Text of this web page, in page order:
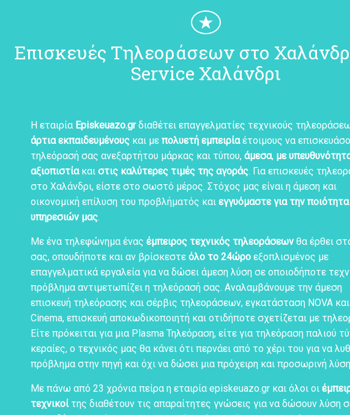
★
Επισκευές Τηλεοράσεων στο
Service Χαλάνδρι
Η εταιρία Episkeuazo.grδιαθέτει επαγγελματίες τεχνικούς
άρτια εκπαιδευμένους και με πολυετή εμπειρίαέτοιμους να
τηλεόρασή σας ανεξαρτήτου μάρκας και τύπου, άμεσα, με
αξιοπιστίακαι στις καλύτερες τιμές της αγοράς. Για επισκευές
στο Χαλάνδρι, είστε στο σωστό μέρος. Στόχος μας είναι η άμεση και
οικονομική επίλυση του προβλήματός και εγγυόμαστε για την
υπηρεσιών μας.
Με ένα τηλεφώνημα ένας έμπειρος τεχνικός τηλεοράσεων θα έρθει
σας, οπουδήποτε και αν βρίσκεστε όλο το 24ώρο εξοπλισμένος με
επαγγελματικά εργαλεία για να δώσει άμεση λύση σε οποιοδήποτε
πρόβλημα αντιμετωπίζει η τηλεόρασή σας. Αναλαμβάνουμε την άμεση
επισκευή τηλεόρασης και σέρβις τηλεοράσεων, εγκατάσταση NOVA
Cinema, επισκευή αποκωδικοποιητή και οτιδήποτε σχετίζεται με
Είτε πρόκειται για μια Plasma Τηλεόραση, είτε για τηλεόραση παλιού
κεραίες, ο τεχνικός μας θα κάνει ότι περνάει από το χέρι του για να
πρόβλημα στην πηγή και όχι να δώσει μια πρόχειρη και προσωρινή
Με πάνω από 23 χρόνια πείρα η εταιρία episkeuazo.gr και όλοι οι
τεχνικοίτης διαθέτουν τις απαραίτητες γνώσεις για να δώσουν λύση